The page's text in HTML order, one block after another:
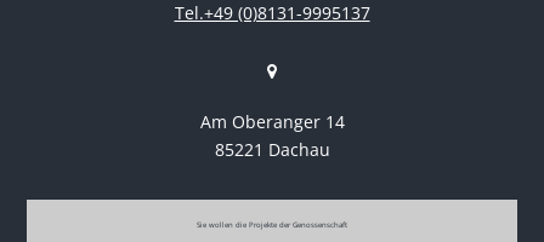
Tel.+49 (0)8131-9995137
Am Oberanger 14
85221 Dachau
Sie wollen die Projekte der Genossenschaft